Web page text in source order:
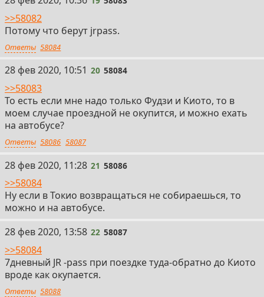
>>58082
Потому что берут jrpass.
Ответы 58084
20
28 фев 2020, 10:51 20 58084
>>58083
То есть если мне надо только Фудзи и Киото, то в
моем случае проездной не окупится, и можно ехать
на автобусе?
Ответы 58086 58087
21
28 фев 2020, 11:28 21 58086
>>58084
Ну если в Токио возвращаться не собираешься, то
можно и на автобусе.
22
28 фев 2020, 13:58 22 58087
>>58084
7дневный JR -pass при поездке туда-обратно до Киото
вроде как окупается.
Ответы 58088